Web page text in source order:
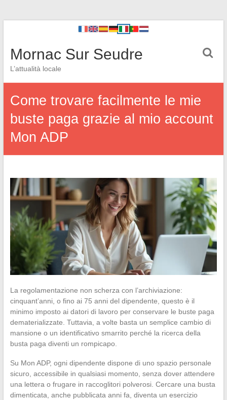
Mornac Sur Seudre
L’attualità locale
Come trovare facilmente le mie
buste paga grazie al mio account
Mon ADP
La regolamentazione non scherza con l’archiviazione:
cinquant’anni, o fino ai 75 anni del dipendente, questo è il
minimo imposto ai datori di lavoro per conservare le buste paga
dematerializzate. Tuttavia, a volte basta un semplice cambio di
mansione o un identificativo smarrito perché la ricerca della
busta paga diventi un rompicapo.
Su Mon ADP, ogni dipendente dispone di uno spazio personale
sicuro, accessibile in qualsiasi momento, senza dover attendere
una lettera o frugare in raccoglitori polverosi. Cercare una busta
dimenticata, anche pubblicata anni fa, diventa un esercizio